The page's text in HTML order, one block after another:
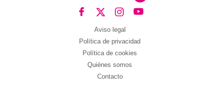
Aviso legal
Política de privacidad
Política de cookies
Quiénes somos
Contacto